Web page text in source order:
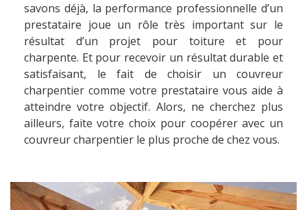
savons déjà, la performance professionnelle d’un
prestataire joue un rôle très important sur le
résultat d’un projet pour toiture et pour
charpente. Et pour recevoir un résultat durable et
satisfaisant, le fait de choisir un couvreur
charpentier comme votre prestataire vous aide à
atteindre votre objectif. Alors, ne cherchez plus
ailleurs, faite votre choix pour coopérer avec un
couvreur charpentier le plus proche de chez vous.